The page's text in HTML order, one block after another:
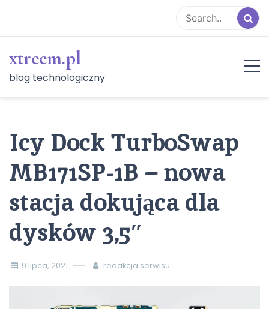
content
xtreem.pl
blog technologiczny
Icy Dock TurboSwap
MB171SP-1B – nowa
stacja dokująca dla
dysków 3,5″
9 lipca, 2021 redakcja serwisu